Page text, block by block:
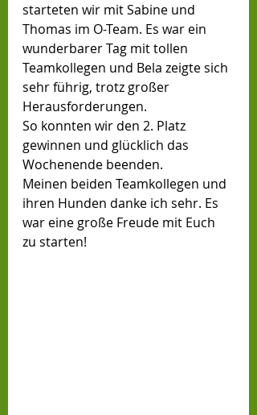
starteten wir mit Sabine und
Thomas im O-Team. Es war ein
wunderbarer Tag mit tollen
Teamkollegen und Bela zeigte sich
sehr führig, trotz großer
Herausforderungen.
So konnten wir den 2. Platz
gewinnen und glücklich das
Wochenende beenden.
Meinen beiden Teamkollegen und
ihren Hunden danke ich sehr. Es
war eine große Freude mit Euch
zu starten!